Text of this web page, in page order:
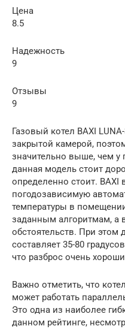
Цена
8.5
Надежность
9
Отзывы
9
Газовый котел BAXI
закрытой камерой,
значительно выше, чем у
данная модель стоит
определенно стоит. BAXI
погодозависимую
температуры в
заданным алгоритмам, а
обстоятельств. При этом
составляет 35-80
что разброс очень
Важно отметить, что
может работать
Это одна из наиболее
данном рейтинге,